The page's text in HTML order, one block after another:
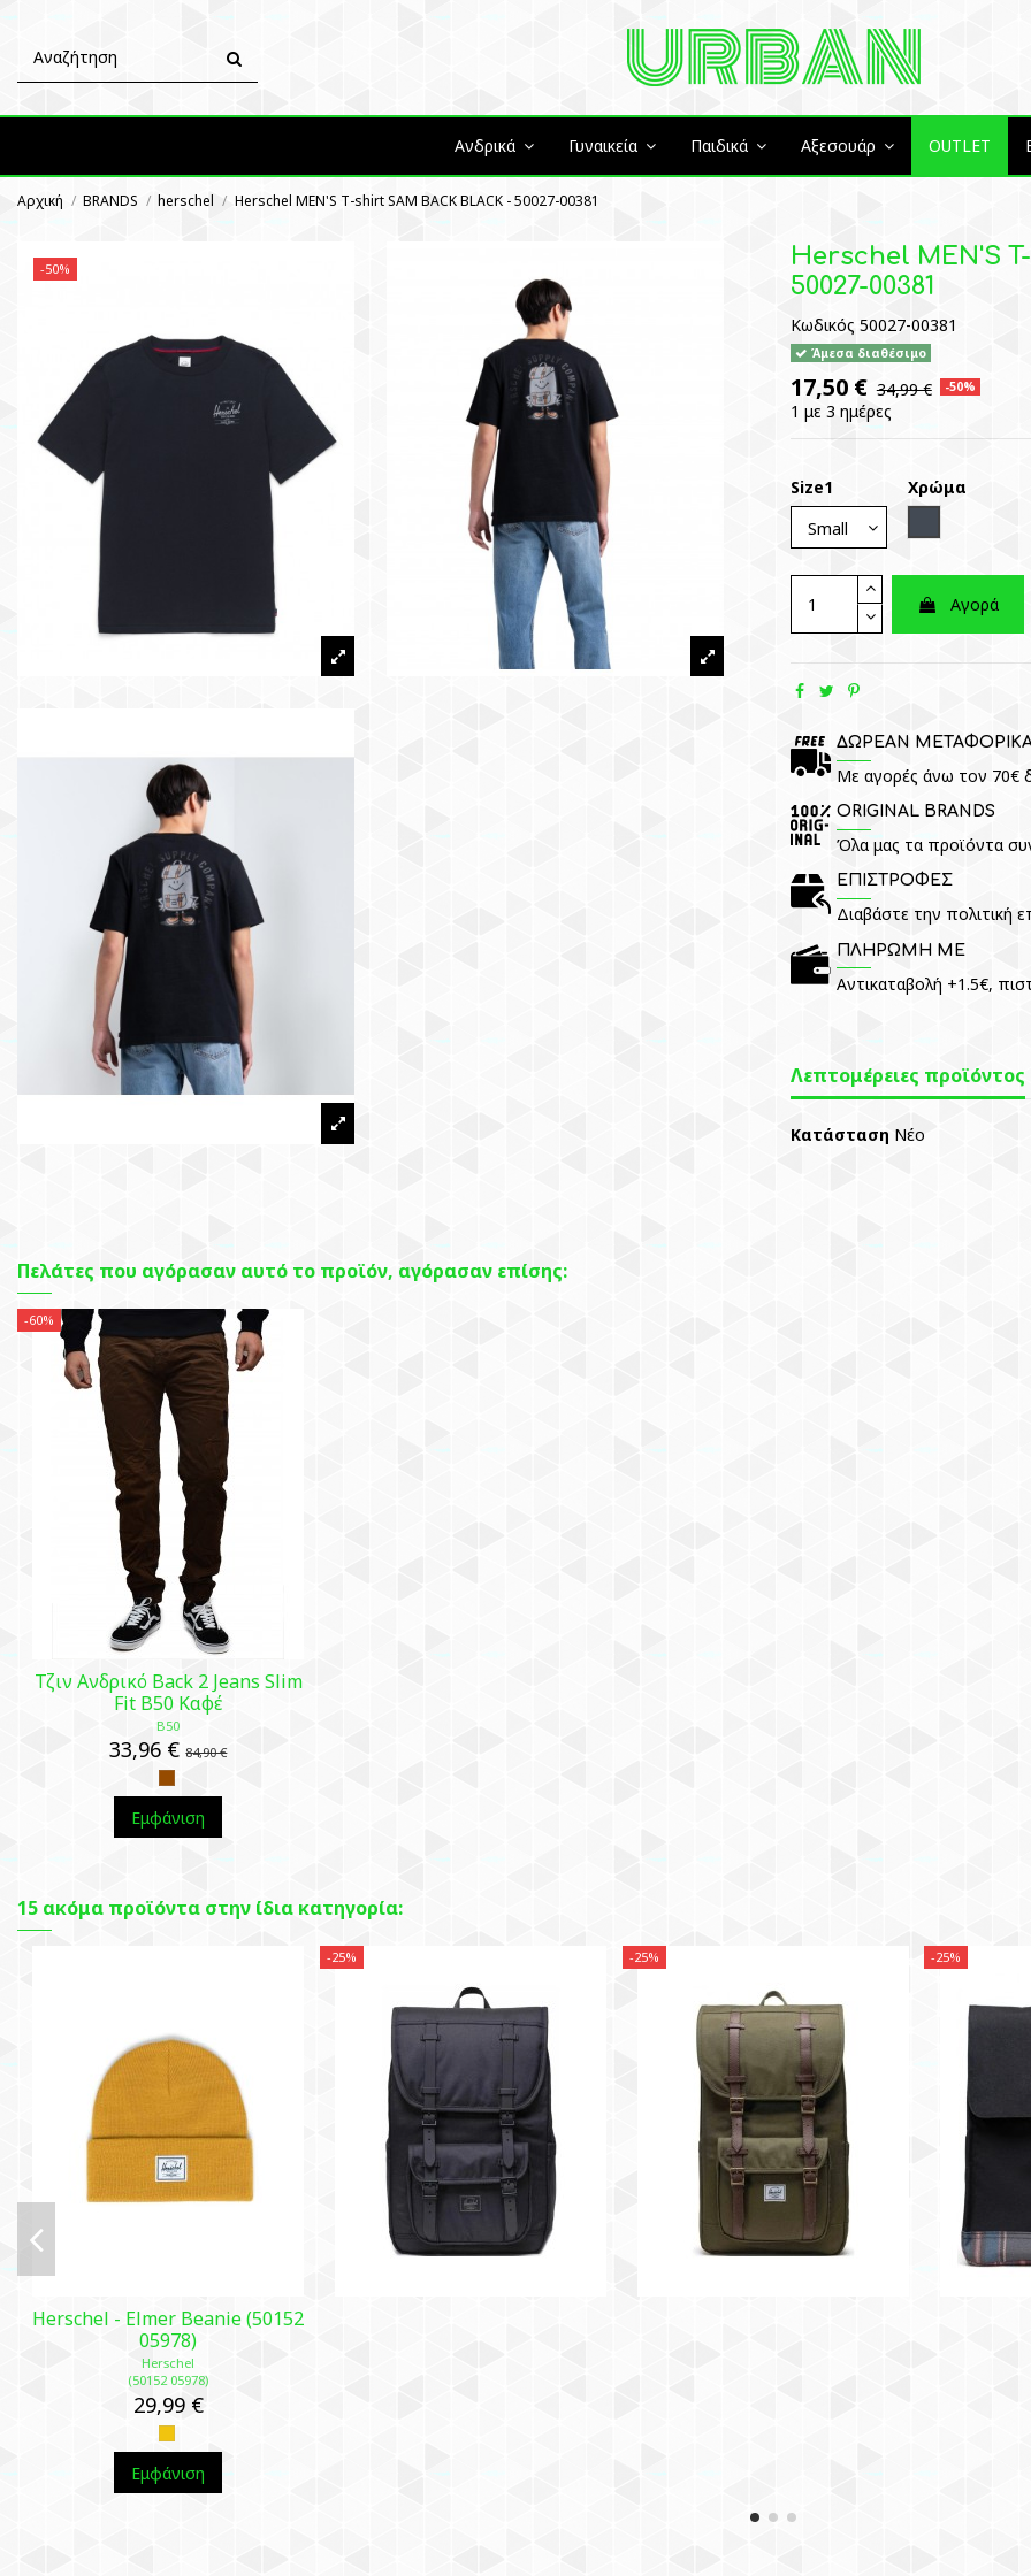
Ανδρικά Γυναικεία Παιδικά Αξεσουάρ OUTLET
Αρχική BRANDS herschel Herschel MEN'S T-shirt SAM BACK BLACK - 50027-00381
-50%
Herschel MEN'S
50027-00381
Κωδικός 50027-00381
Άμεσα διαθέσιμο
17,50 € 34,99 € -50%
1 με 3 ημέρες
Size1
Χρώμα
Αγορά
ΔΩΡΕΑΝ
Με αγορές άνω τον 70€
ORIGINAL BRANDS
Όλα μας τα προϊόντα
ΕΠΙΣΤΡΟΦΕΣ
Διαβάστε την πολιτική
ΠΛΗΡΩΜΗ ΜΕ
Αντικαταβολή +1.5€,
Λεπτομέρειες προϊόντος
Κατάσταση Νέο
Πελάτες που αγόρασαν αυτό το προϊόν, αγόρασαν επίσης:
-60%
Τζιν Ανδρικό Back 2 Jeans Slim
Fit B50 Καφέ
B50
33,96 €84,90 €
Εμφάνιση
15 ακόμα προϊόντα στην ίδια κατηγορία:
Herschel - Elmer Beanie (50152
05978)
Herschel
(50152 05978)
29,99 €
Εμφάνιση
-25% -25% -25%